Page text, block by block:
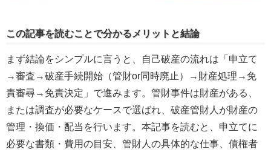
この記事を読むことで分かるメリットと結論
まず結論をシンプルに言うと、自己破産の流れは「申立て
→審査→破産手続開始（管財or同時廃止）→財産処理→免
責審尋→免責決定」で進みます。管財事件は財産がある、
または調査が必要なケースで選ばれ、破産管財人が財産の
管理・換価・配当を行います。本記事を読むと、申立てに
必要な書類・費用の目安、管財人の具体的な仕事、債権者